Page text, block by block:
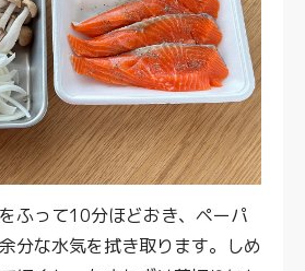
ふって10分ほどおき、ペーパ
分な水気を拭き取ります。しめ